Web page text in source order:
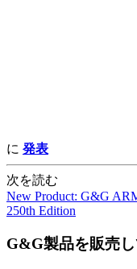
に 発表
次を読む
New Product: G&G
250th Edition
G&G製品を販売